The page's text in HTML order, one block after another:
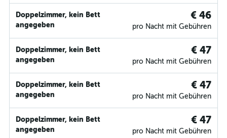
Doppelzimmer, kein Bett
angegeben
€ 46
pro Nacht mit Gebühren
Doppelzimmer, kein Bett
angegeben
€ 47
pro Nacht mit Gebühren
Doppelzimmer, kein Bett
angegeben
€ 47
pro Nacht mit Gebühren
Doppelzimmer, kein Bett
angegeben
€ 47
pro Nacht mit Gebühren